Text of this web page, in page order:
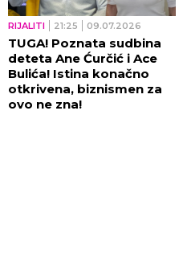
RIJALITI 21:25 09.07.2026
TUGA! Poznata sudbina
deteta Ane Ćurčić i Ace
Bulića! Istina konačno
otkrivena, biznismen za
ovo ne zna!